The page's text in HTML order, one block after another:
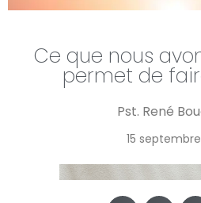
Ce que nous
permet de
Pst. René
15